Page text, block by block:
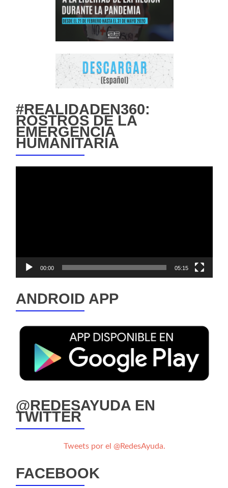
#REALIDADEN360:
ROSTROS DE LA
EMERGENCIA
HUMANITARIA
00:00 05:15
ANDROID APP
@REDESAYUDA EN
TWITTER
Tweets por el @RedesAyuda.
FACEBOOK